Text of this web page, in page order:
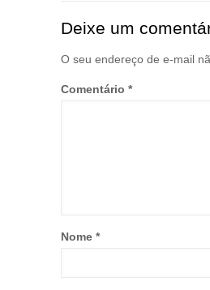
Deixe um
O seu endereço de e-mail
Comentário *
Nome *